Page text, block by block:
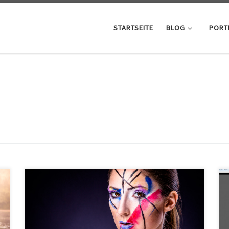
STARTSEITE BLOG
Öfter Making-Of’s Es ergab sich wieder mal die
Gelegenheit, dass ich bei einem Fotoshooting mit
gefilmt habe und ein kleines Making-of Video von